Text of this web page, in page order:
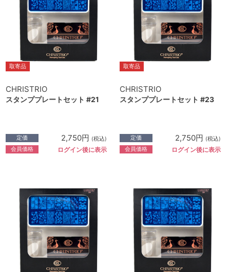
取寄品
CHRISTRIO
スタンププレートセット #21
定価 2,750円 (税込)
会員価格 ログイン後に表示
取寄品
CHRISTRIO
スタンププレートセット #23
定価 2,750円 (税込)
会員価格 ログイン後に表示